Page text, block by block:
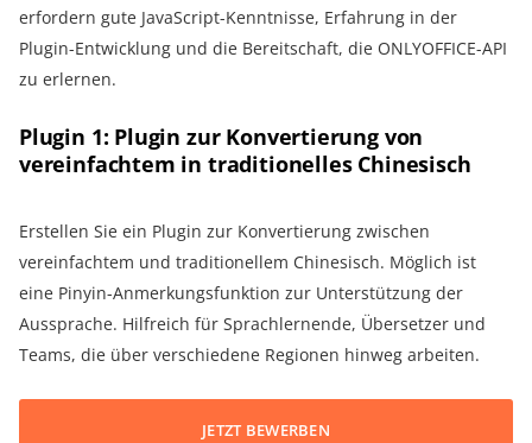
erfordern gute JavaScript-Kenntnisse, Erfahrung in der
Plugin-Entwicklung und die Bereitschaft, die ONLYOFFICE-API
zu erlernen.
Plugin 1: Plugin zur Konvertierung von
vereinfachtem in traditionelles Chinesisch
Erstellen Sie ein Plugin zur Konvertierung zwischen
vereinfachtem und traditionellem Chinesisch. Möglich ist
eine Pinyin-Anmerkungsfunktion zur Unterstützung der
Aussprache. Hilfreich für Sprachlernende, Übersetzer und
Teams, die über verschiedene Regionen hinweg arbeiten.
JETZT BEWERBEN